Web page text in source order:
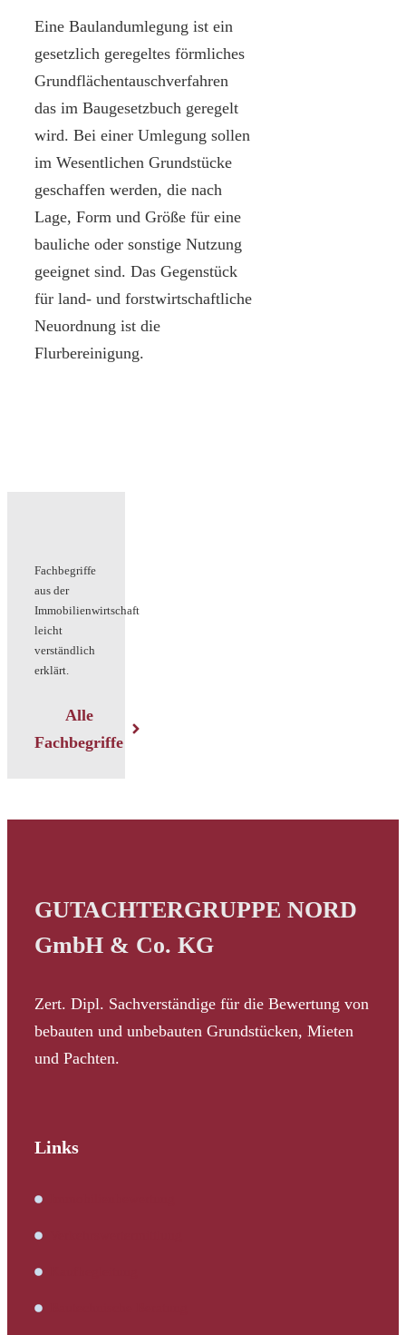
Eine Baulandumlegung ist ein
gesetzlich geregeltes förmliches
Grundflächentauschverfahren
das im Baugesetzbuch geregelt
wird. Bei einer Umlegung sollen
im Wesentlichen Grundstücke
geschaffen werden, die nach
Lage, Form und Größe für eine
bauliche oder sonstige Nutzung
geeignet sind. Das Gegenstück
für land- und forstwirtschaftliche
Neuordnung ist die
Flurbereinigung.
Fachbegriffe
aus der
Immobilienwirtschaft
leicht
verständlich
erklärt.
Alle
Fachbegriffe
GUTACHTERGRUPPE NORD
GmbH & Co. KG
Zert. Dipl. Sachverständige für die Bewertung von
bebauten und unbebauten Grundstücken, Mieten
und Pachten.
Links